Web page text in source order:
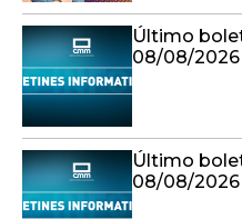
Último
08/08/2026
Último
08/08/2026